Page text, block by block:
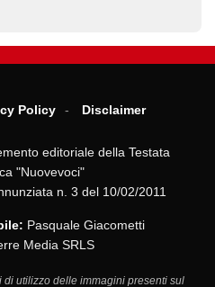
Policy Disclaimer
editoriale della Testata
"Nuovevoci"
n. 3 del 10/02/2011
Pasquale Giacometti
Media SRLS
di utilizzo delle immagini presenti sul